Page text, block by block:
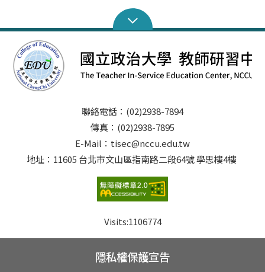
聯絡電話：(02)2938-7894
傳真：(02)2938-7895
E-Mail：tisec@nccu.edu.tw
地址：11605 台北市文山區指南路二段64號 學思樓4樓
Visits:1106774
隱私權保護宣告